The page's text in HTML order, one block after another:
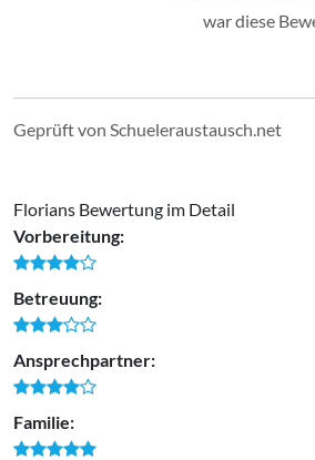
war diese
Geprüft von Schueleraustausch.net
Florians Bewertung im Detail
Vorbereitung:
Betreuung:
Ansprechpartner:
Familie: